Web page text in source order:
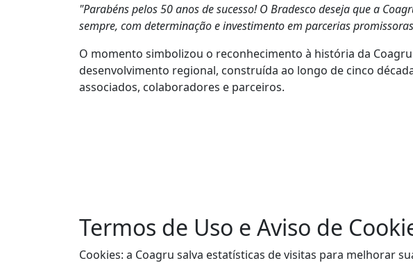
"Parabéns pelos 50 anos de sucesso! O Bradesco deseja que a
sempre, com determinação e investimento em parcerias
O momento simbolizou o reconhecimento à história da
desenvolvimento regional, construída ao longo de cinco
associados, colaboradores e parceiros.
Termos de Uso e Aviso de
Cookies: a Coagru salva estatísticas de visitas para melhorar